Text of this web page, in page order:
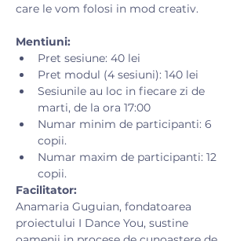
care le vom folosi in mod creativ.​
Mentiuni:
Pret sesiune: 40 lei
Pret modul (4 sesiuni): 140 lei
Sesiunile au loc in fiecare zi de
marti, de la ora 17:00
Numar minim de participanti: 6
copii.
Numar maxim de participanti: 12
copii.
Facilitator:
Anamaria Guguian, fondatoarea
proiectului I Dance You, sustine